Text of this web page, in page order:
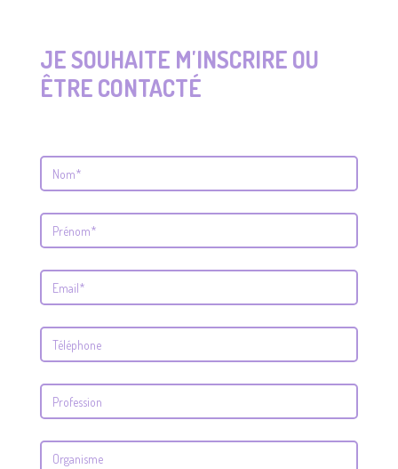
JE SOUHAITE M'INSCRIRE OU
ÊTRE CONTACTÉ